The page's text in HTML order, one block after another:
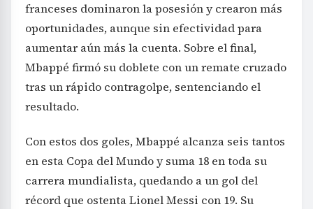
franceses dominaron la posesión y crearon más
oportunidades, aunque sin efectividad para
aumentar aún más la cuenta. Sobre el final,
Mbappé firmó su doblete con un remate cruzado
tras un rápido contragolpe, sentenciando el
resultado.
Con estos dos goles, Mbappé alcanza seis tantos
en esta Copa del Mundo y suma 18 en toda su
carrera mundialista, quedando a un gol del
récord que ostenta Lionel Messi con 19. Su